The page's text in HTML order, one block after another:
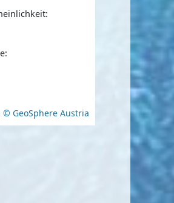
© GeoSphere Austria